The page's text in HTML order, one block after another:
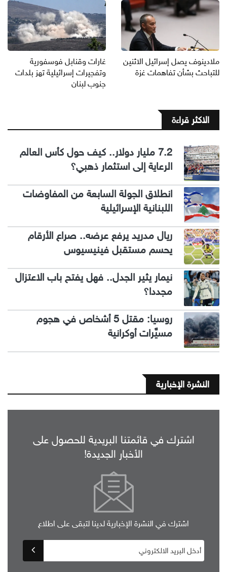
ملادينوف يصل إسرائيل الاثنين
للتباحث بشأن تفاهمات غزة
غارات وقنابل فوسفورية
وتفجيرات إسرائيلية تهز بلدات
جنوب لبنان
الاكثر قراءة
7.2 مليار دولار.. كيف حول كأس العالم
الرعاية إلى استثمار ذهبي؟
انطلاق الجولة السابعة من المفاوضات
اللبنانية الإسرائيلية
ريال مدريد يرفع عرضه.. صراع الأرقام
يحسم مستقبل فينيسيوس
نيمار يثير الجدل.. فهل يفتح باب الاعتزال
مجددا؟
روسيا: مقتل 5 أشخاص في هجوم
مسيَّرات أوكرانية
النشرة الإخبارية
اشترك في قائمتنا البريدية للحصول على
الأخبار الجديدة!
اشترك في النشرة الإخبارية لدينا لتبقى على اطلاع